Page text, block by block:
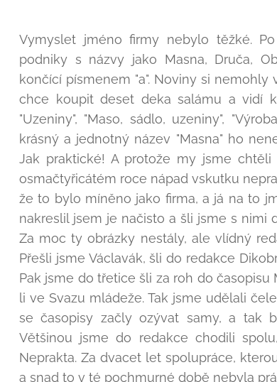
Vymyslet jméno firmy nebylo těžké.
podniky s názvy jako Masna, Druča,
končící písmenem "a". Noviny si
chce koupit deset deka salámu a vidí
"Uzeniny", "Maso, sádlo, uzeniny",
krásný a jednotný název "Masna" ho
Jak praktické! A protože my jsme
osmačtyřicátém roce nápad vskutku
že to bylo míněno jako firma, a já na to
nakreslil jsem je načisto a šli jsme s nimi
Za moc ty obrázky nestály, ale vlídný
Přešli jsme Václavák, šli do redakce
Pak jsme do třetice šli za roh do
li ve Svazu mládeže. Tak jsme udělali
se časopisy začly ozývat samy, a tak
Většinou jsme do redakce chodili
Neprakta. Za dvacet let spolupráce,
a snad to v té pochmurné době nebyla